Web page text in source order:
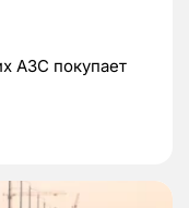
АЗС покупает